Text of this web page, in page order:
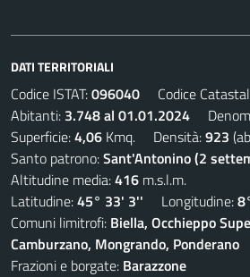
DATI TERRITORIALI
Codice ISTAT:096040 Codice
Abitanti: 3.748 al 01.01.2024
Superficie:4,06 Kmq. Densità:923
Santo patrono:Sant'Antonino (2
Altitudine media:416 m.s.l.m.
Latitudine:45° 33' 3'' Longitudine:
Comuni limitrofi: Biella, Occhieppo
Camburzano, Mongrando, Ponderano
Frazioni e borgate: Barazzone